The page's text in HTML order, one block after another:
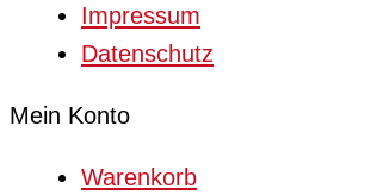
Impressum
Datenschutz
Mein Konto
Warenkorb